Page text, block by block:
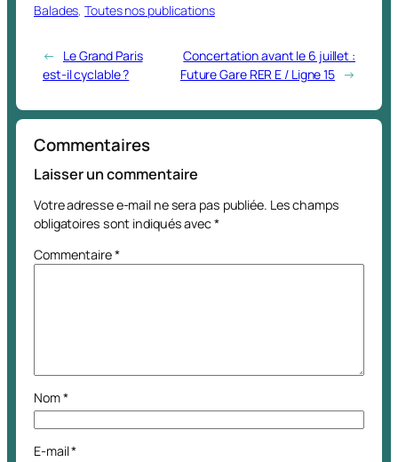
Balades, Toutes nos publications
←
Le Grand Paris
est-il cyclable ?
Concertation avant le 6 juillet :
Future Gare RER E / Ligne 15 →
Commentaires
Laisser un commentaire
Votre adresse e-mail ne sera pas publiée. Les champs
obligatoires sont indiqués avec*
Commentaire*
Nom*
E-mail*